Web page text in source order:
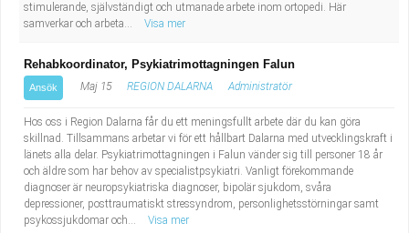
stimulerande, självständigt och utmanade arbete inom ortopedi. Här
samverkar och arbeta...
Visa mer
Rehabkoordinator, Psykiatrimottagningen Falun
Ansök Maj 15 REGION DALARNA Administratör
Hos oss i Region Dalarna får du ett meningsfullt arbete där du kan göra
skillnad. Tillsammans arbetar vi för ett hållbart Dalarna med utvecklingskraft i
länets alla delar. Psykiatrimottagningen i Falun vänder sig till personer 18 år
och äldre som har behov av specialistpsykiatri. Vanligt förekommande
diagnoser är neuropsykiatriska diagnoser, bipolär sjukdom, svåra
depressioner, posttraumatiskt stressyndrom, personlighetsstörningar samt
psykossjukdomar och...
Visa mer